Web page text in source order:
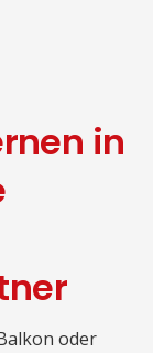
in
oder